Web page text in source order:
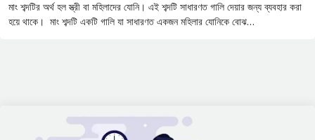
মাং শব্দটির অর্থ হল স্ত্রী বা মহিলাদের যোনি। এই শব্দটি সাধারণত গালি দেয়ার জন্য ব্যবহার করা
হয়ে থাকে। মাং শব্দটি একটি গালি যা সাধারণত একজন মহিলার যোনিকে বোঝ…